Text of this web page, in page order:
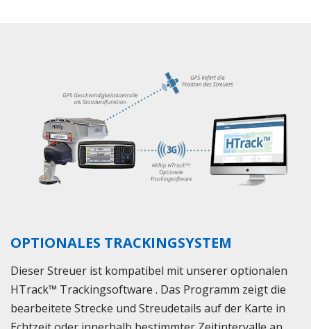
OPTIONALES TRACKINGSYSTEM
Dieser Streuer ist kompatibel mit unserer optionalen
HTrack™ Trackingsoftware . Das Programm zeigt die
bearbeitete Strecke und Streudetails auf der Karte in